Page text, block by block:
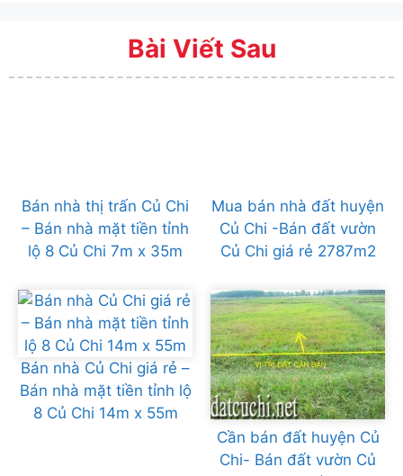
Bài Viết Sau
Bán nhà thị trấn Củ Chi
– Bán nhà mặt tiền tỉnh
lộ 8 Củ Chi 7m x 35m
Mua bán nhà đất huyện
Củ Chi -Bán đất vườn
Củ Chi giá rẻ 2787m2
Bán nhà Củ Chi giá rẻ –
Bán nhà mặt tiền tỉnh lộ
8 Củ Chi 14m x 55m
Cần bán đất huyện Củ
Chi- Bán đất vườn Củ